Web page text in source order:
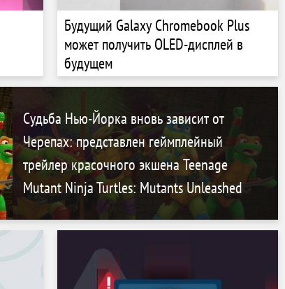
Будущий Galaxy Chromebook Plus
может получить OLED-дисплей в
будущем
Судьба Нью-Йорка вновь зависит от
Черепах: представлен геймплейный
трейлер красочного экшена Teenage
Mutant Ninja Turtles: Mutants Unleashed